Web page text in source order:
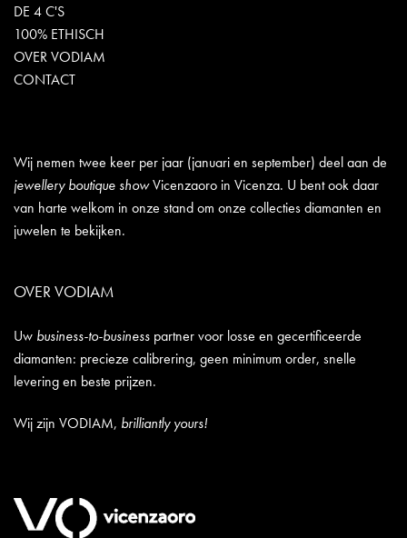
DE 4 C'S
100% ETHISCH
OVER VODIAM
CONTACT
Wij nemen twee keer per jaar (januari en september) deel aan de
jewellery boutique showVicenzaoro in Vicenza. U bent ook daar
van harte welkom in onze stand om onze collecties diamanten en
juwelen te bekijken.
OVER VODIAM
Uw business-to-business partner voor losse en gecertificeerde
diamanten: precieze calibrering, geen minimum order, snelle
levering en beste prijzen.
Wij zijn VODIAM, brilliantly yours!